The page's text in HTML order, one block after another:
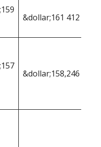
&dollar;161 412
&dollar;158,246